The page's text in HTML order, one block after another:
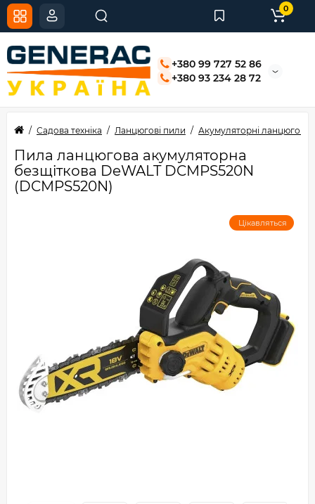
+380 99 727 52 86
+380 93 234 28 72
0
Садова техніка Ланцюгові пили Акумуляторні ланцюгові
Пила ланцюгова акумуляторна
безщіткова DeWALT DCMPS520N
(DCMPS520N)
Цікавляться